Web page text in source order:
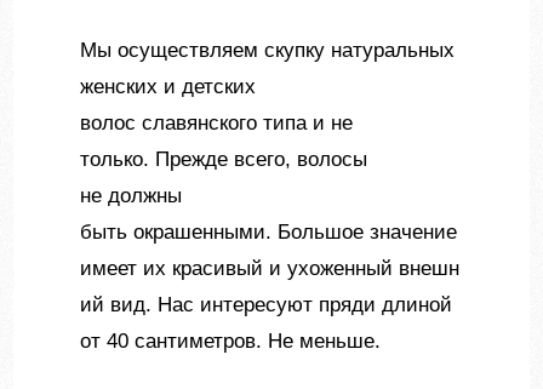
Мы осуществляем скупку натуральных
женских и детских
волос славянского типа и не
только. Прежде всего, волосы
не должны
быть окрашенными. Большое значение
имеет их красивый и ухоженный внешн
ий вид. Нас интересуют пряди длиной
от 40 сантиметров. Не меньше.